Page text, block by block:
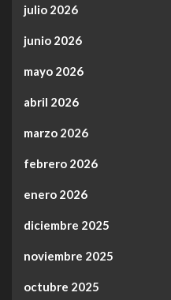
julio 2026
junio 2026
mayo 2026
abril 2026
marzo 2026
febrero 2026
enero 2026
diciembre 2025
noviembre 2025
octubre 2025